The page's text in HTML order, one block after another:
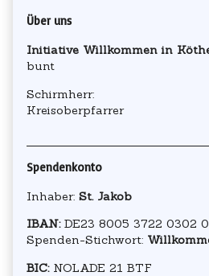
Primary
Sidebar
Über uns
Initiative Willkommen in
bunt
Schirmherr:
Kreisoberpfarrer
Spendenkonto
Inhaber: St. Jakob
IBAN:DE23 8005 3722 0302
Spenden-Stichwort:
BIC:NOLADE 21 BTF